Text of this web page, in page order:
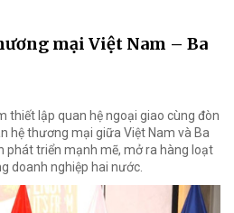
mại Việt Nam – Ba
thiết lập quan hệ ngoại giao cùng đòn
hệ thương mại giữa Việt Nam và Ba
phát triển mạnh mẽ, mở ra hàng loạt
doanh nghiệp hai nước.